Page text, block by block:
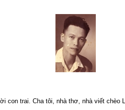
con trai. Cha tôi, nhà thơ, nhà viết chèo